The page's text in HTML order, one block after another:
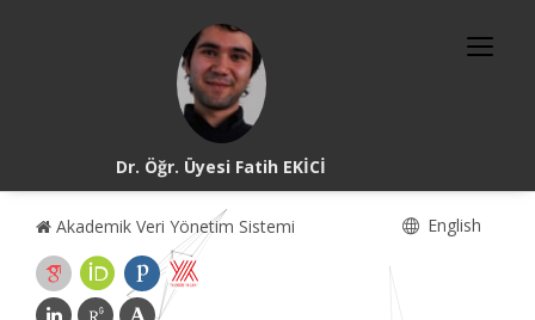
Dr. Öğr. Üyesi Fatih EKİCİ
Akademik Veri Yönetim Sistemi English